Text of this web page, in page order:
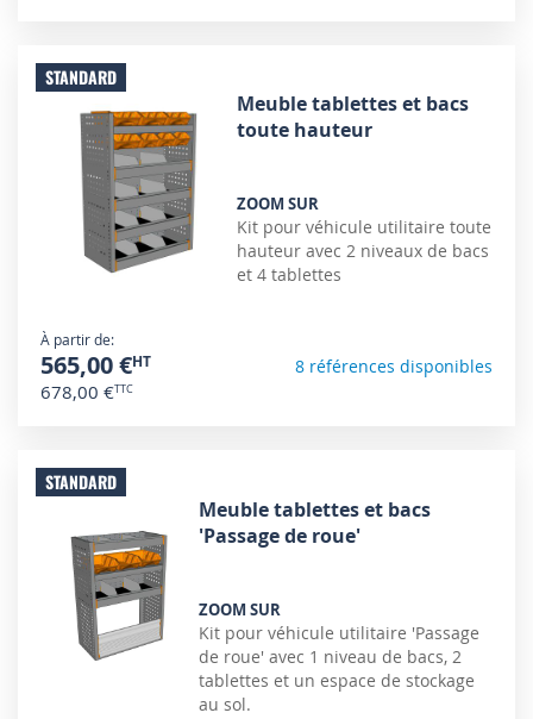
STANDARD
Meuble tablettes et bacs
toute hauteur
ZOOM SUR
Kit pour véhicule utilitaire toute
hauteur avec 2 niveaux de bacs
et 4 tablettes
À partir de
565,00 €
678,00 €
8 références disponibles
STANDARD
Meuble tablettes et bacs
'Passage de roue'
ZOOM SUR
Kit pour véhicule utilitaire 'Passage
de roue' avec 1 niveau de bacs, 2
tablettes et un espace de stockage
au sol.